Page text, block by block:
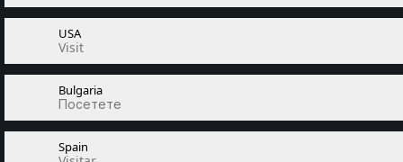
USA
Visit
Bulgaria
Посетете
Spain